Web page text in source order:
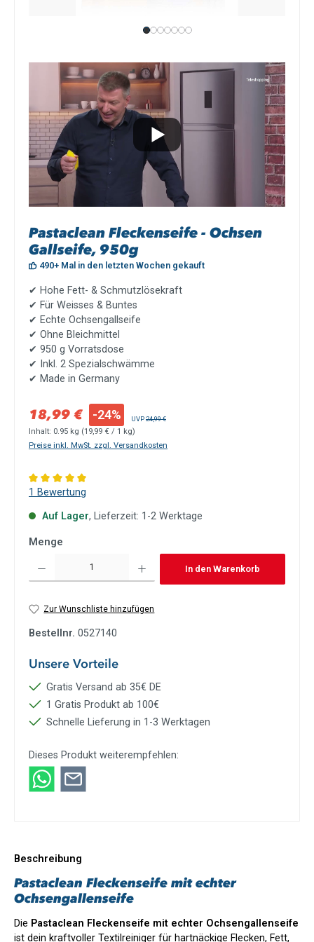
Pastaclean Fleckenseife - Ochsen
Gallseife, 950g
490+ Mal in den letzten Wochen gekauft
✔ Hohe Fett- & Schmutzlösekraft
✔ Für Weisses & Buntes
✔ Echte Ochsengallseife
✔ Ohne Bleichmittel
✔ 950 g Vorratsdose
✔ Inkl. 2 Spezialschwämme
✔ Made in Germany
Verkaufspreis:
18,99 € -24% Regulärer Preis:
UVP24,99 €
Inhalt: 0.95 kg (19,99 € / 1 kg)
Preise inkl. MwSt. zzgl. Versandkosten
Durchschnittliche Bewertung von 5 von 5 Sternen
1 Bewertung
Auf Lager, Lieferzeit: 1-2 Werktage
Menge
Produkt Anzahl: Gib den gewünschten Wert ein oder benutze die Schaltflächen um die
In den Warenkorb
Zur Wunschliste hinzufügen
Bestellnr. 0527140
Unsere Vorteile
Gratis Versand ab 35€ DE
1 Gratis Produkt ab 100€
Schnelle Lieferung in 1-3 Werktagen
Dieses Produkt weiterempfehlen:
Beschreibung
Pastaclean Fleckenseife mit echter
Ochsengallenseife
Die Pastaclean Fleckenseife mit echter Ochsengallenseife
ist dein kraftvoller Textilreiniger für hartnäckige Flecken, Fett,